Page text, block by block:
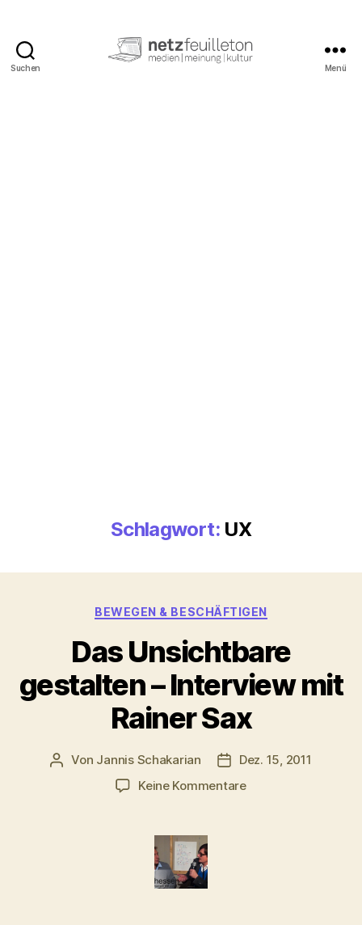
Suchen Menü
Schlagwort: UX
Kategorien
BEWEGEN & BESCHÄFTIGEN
Das Unsichtbare
gestalten – Interview mit
Rainer Sax
Beitragsautor
Von Jannis Schakarian
Dez. 15, 2011
Keine Kommentarezu